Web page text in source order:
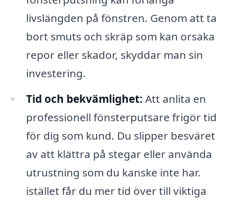
livslängden på fönstren. Genom att ta
bort smuts och skräp som kan orsaka
repor eller skador, skyddar man sin
investering.
Tid och bekvämlighet: Att anlita en
professionell fönsterputsare frigör tid
för dig som kund. Du slipper besväret
av att klättra på stegar eller använda
utrustning som du kanske inte har.
istället får du mer tid över till viktiga